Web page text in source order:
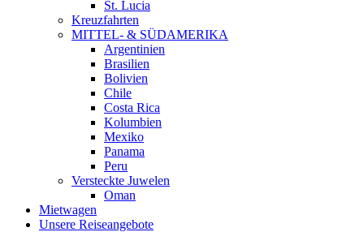
St. Lucia
Kreuzfahrten
MITTEL- & SÜDAMERIKA
Argentinien
Brasilien
Bolivien
Chile
Costa Rica
Kolumbien
Mexiko
Panama
Peru
Versteckte Juwelen
Oman
Mietwagen
Unsere Reiseangebote